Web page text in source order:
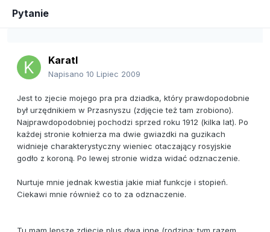
Pytanie
KaratI
Napisano 10 Lipiec 2009
Jest to zjecie mojego pra pra dziadka, który prawdopodobnie
był urzędnikiem w Przasnyszu (zdjęcie też tam zrobiono).
Najprawdopodobniej pochodzi sprzed roku 1912 (kilka lat). Po
każdej stronie kołnierza ma dwie gwiazdki na guzikach
widnieje charakterystyczny wieniec otaczający rosyjskie
godło z koroną. Po lewej stronie widza widać odznaczenie.
Nurtuje mnie jednak kwestia jakie miał funkcje i stopień.
Ciekawi mnie również co to za odznaczenie.